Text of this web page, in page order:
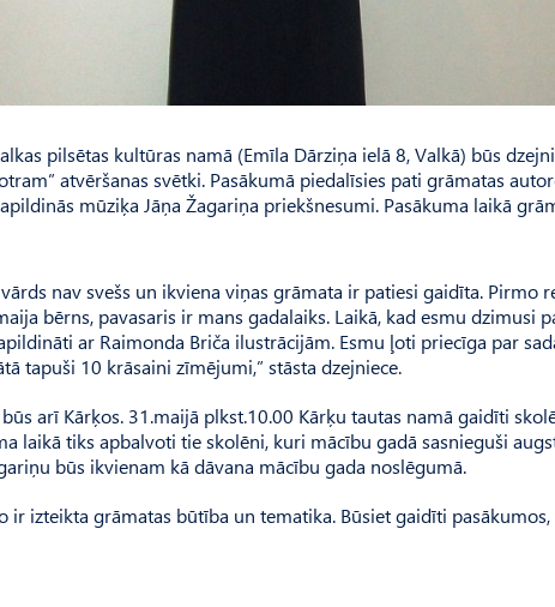
pilsētas kultūras namā (Emīla Dārziņa ielā 8, Valkā) būs
atvēršanas svētki. Pasākumā piedalīsies pati grāmatas
mūziķa Jāņa Žagariņa priekšnesumi. Pasākuma laikā
nav svešs un ikviena viņas grāmata ir patiesi gaidīta. Pirmo
bērns, pavasaris ir mans gadalaiks. Laikā, kad esmu dzimusi
ar Raimonda Briča ilustrācijām. Esmu ļoti priecīga par
tapuši 10 krāsaini zīmējumi,” stāsta dzejniece.
arī Kārķos. 31.maijā plkst.10.00 Kārķu tautas namā gaidīti
laikā tiks apbalvoti tie skolēni, kuri mācību gadā sasnieguši
būs ikvienam kā dāvana mācību gada noslēgumā.
ir izteikta grāmatas būtība un tematika. Būsiet gaidīti